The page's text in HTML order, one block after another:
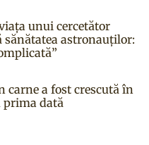
unui cercetător
sănătatea astronauților:
carne a fost crescută în
prima dată